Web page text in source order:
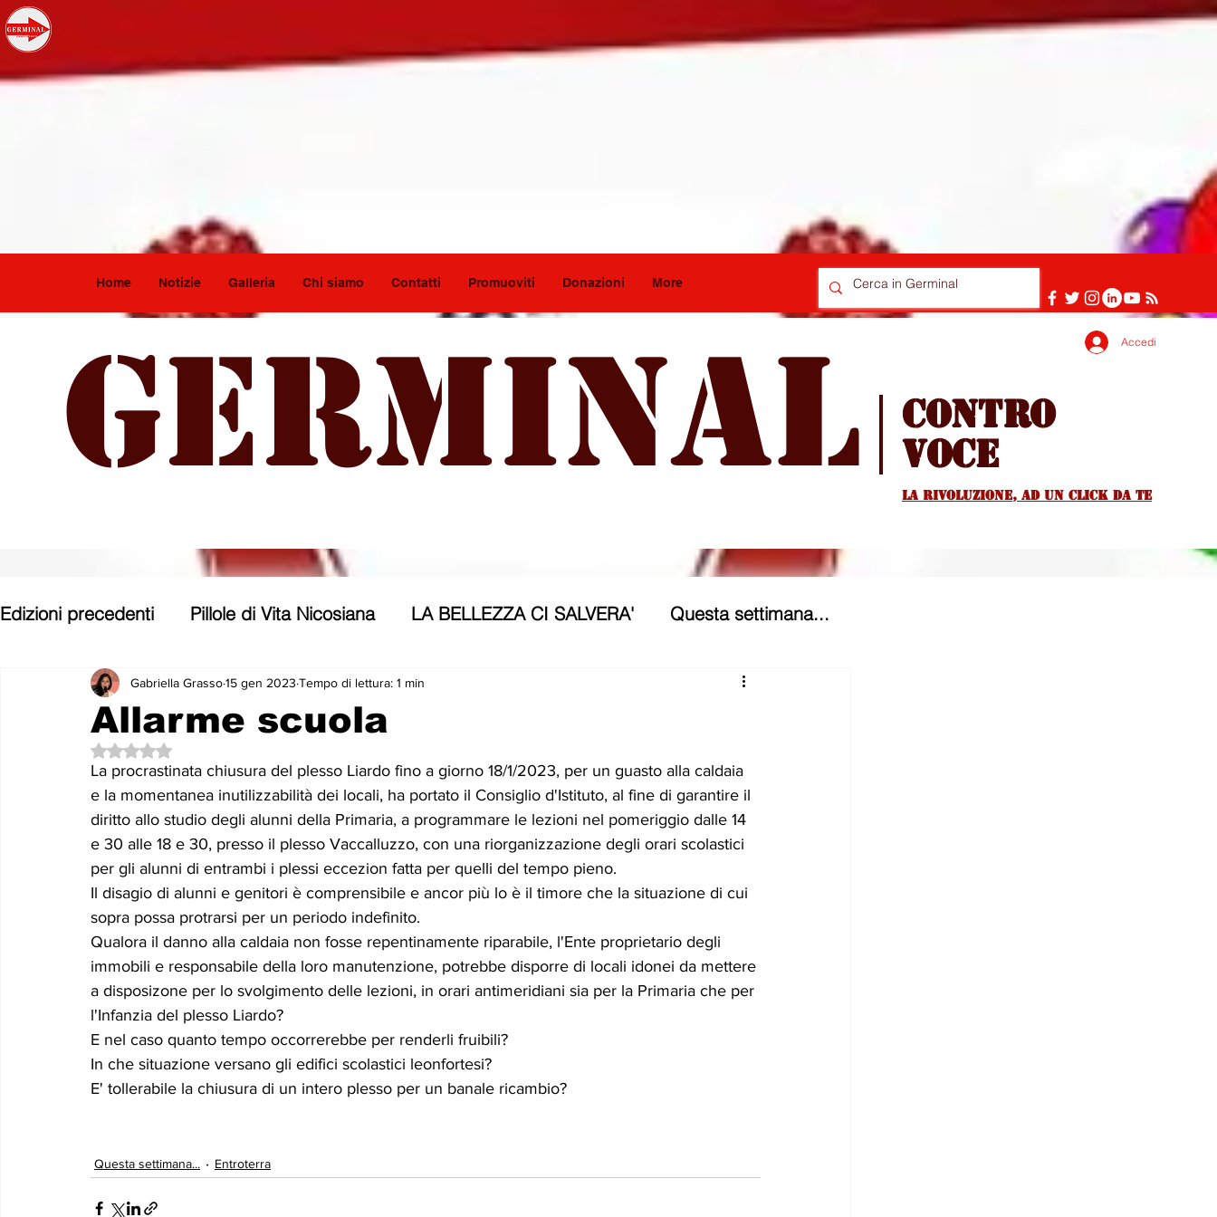
Home Notizie Galleria Chi siamo Contatti Promuoviti Donazioni More
Germinal Accedi
Contro
voce
La rivoluzione, ad un Click da te
Edizioni precedenti Pillole di Vita Nicosiana LA BELLEZZA CI SALVERA' Questa settimana...
Parole, pensieri, opere e opinioni Entroterra
Con gli occhi di uno Zoomer
Le memorie di donna Prizzita. Un ro MUSICA UP RUBRICA: LA NOSTRA
LEONFORTE 2040 ATTUALITA' Curiosità VIGNETTE
Allarme scuola
Gabriella Grasso15 gen 2023 Tempo di lettura: 1 min
Valutazione NaN stelle su 5.
La procrastinata chiusura del plesso Liardo fino a giorno 18/1/2023, per un guasto alla caldaia
e la momentanea inutilizzabilità dei locali, ha portato il Consiglio d'Istituto, al fine di garantire il
diritto allo studio degli alunni della Primaria, a programmare le lezioni nel pomeriggio dalle 14
e 30 alle 18 e 30, presso il plesso Vaccalluzzo, con una riorganizzazione degli orari scolastici
per gli alunni di entrambi i plessi eccezion fatta per quelli del tempo pieno.
Il disagio di alunni e genitori è comprensibile e ancor più lo è il timore che la situazione di cui
sopra possa protrarsi per un periodo indefinito.
Qualora il danno alla caldaia non fosse repentinamente riparabile, l'Ente proprietario degli
immobili e responsabile della loro manutenzione, potrebbe disporre di locali idonei da mettere
a disposizone per lo svolgimento delle lezioni, in orari antimeridiani sia per la Primaria che per
l'Infanzia del plesso Liardo?
E nel caso quanto tempo occorrerebbe per renderli fruibili?
In che situazione versano gli edifici scolastici leonfortesi?
E' tollerabile la chiusura di un intero plesso per un banale ricambio?
Questa settimana... Entroterra